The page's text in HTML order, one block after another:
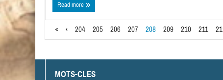
Read more
« ‹ 204 205 206 207 208 209 210 211
MOTS-CLES